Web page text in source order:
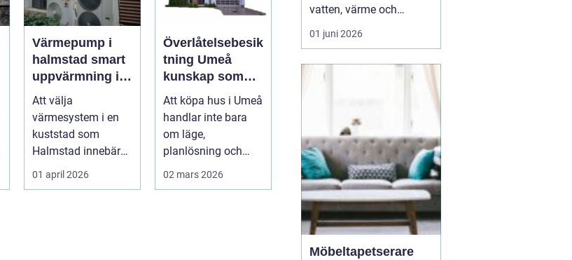
Värmepump i
halmstad smart
uppvärmning i
kustklimat
Att välja
värmesystem i en
kuststad som
Halmstad innebär
särskilda
förutsättningar.
01 april 2026
Överlåtelsebesik
tning Umeå
kunskap som
skapar tryggare
husaffärer
Att köpa hus i Umeå
handlar inte bara
om läge,
planlösning och
02 mars 2026
vatten, värme och
avlopp, både vid akuta
problem och vid
renoveringar och
kombinerar snabb hjälp
med ty...
01 juni 2026
Möbeltapetserare